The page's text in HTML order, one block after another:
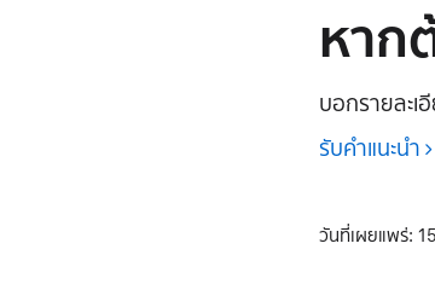
หาก
บอกรายละเ
รับคำแนะนำ
วันที่เผยแพร่: